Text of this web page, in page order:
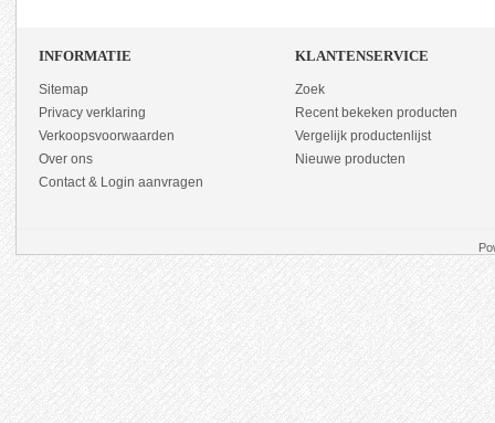
INFORMATIE
Sitemap
Privacy verklaring
Verkoopsvoorwaarden
Over ons
Contact & Login aanvragen
KLANTENSERVICE
Zoek
Recent bekeken producten
Vergelijk productenlijst
Nieuwe producten